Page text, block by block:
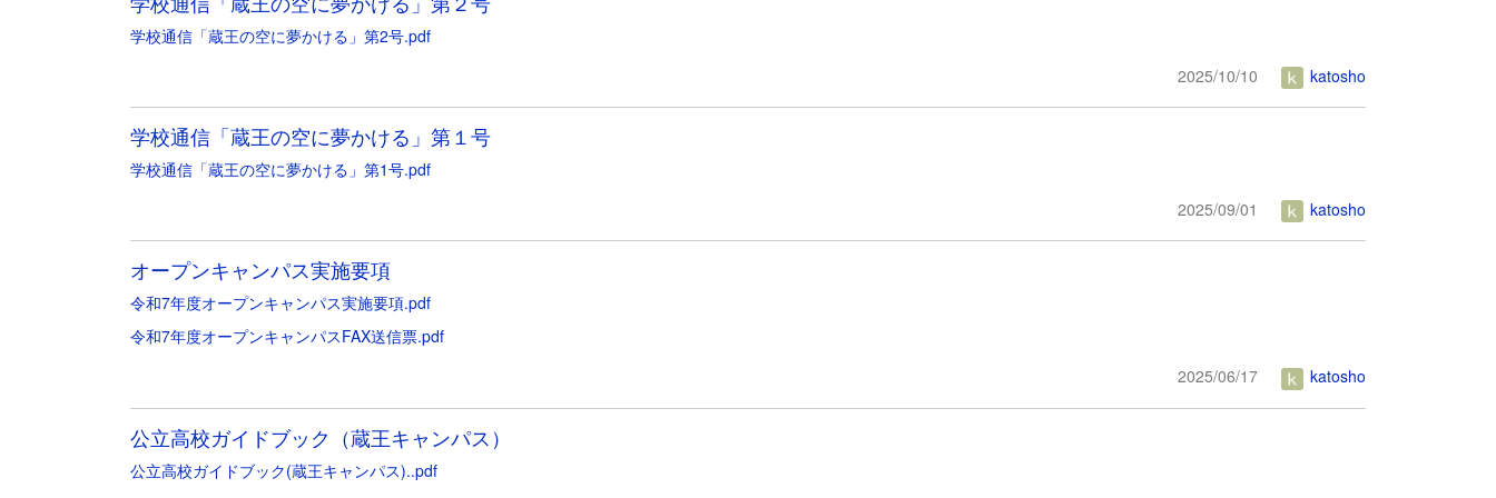
学校通信「蔵王の空に夢かける」第2号.pdf
2025/10/10
katosho
学校通信「蔵王の空に夢かける」第１号
学校通信「蔵王の空に夢かける」第1号.pdf
2025/09/01
katosho
オープンキャンパス実施要項
令和7年度オープンキャンパス実施要項.pdf
令和7年度オープンキャンパスFAX送信票.pdf
2025/06/17
katosho
公立高校ガイドブック（蔵王キャンパス）
公立高校ガイドブック(蔵王キャンパス)..pdf